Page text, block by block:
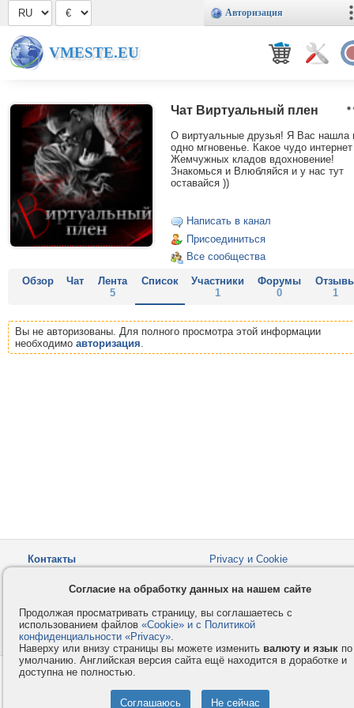
Авторизация
VMESTE.EU
Чат Виртуальный плен
О виртуальные друзья! Я Вас нашла
одно мгновенье. Какое чудо интернет
Жемчужных кладов вдохновение!
Знакомься и Влюбляйся и у нас тут
оставайся ))
Написать в канал
Присоединиться
Все сообщества
Обзор Чат
Лента
5
Список
Участники
1
Форумы
0
1
Вы не авторизованы. Для полного просмотра этой информации
необходимо авторизация.
Контакты
Privacy и Cookie
Как оплатить
Форумы
© 2008-2026VMESTE.EU
Согласие на обработку данных на нашем сайте
Продолжая просматривать страницу, вы соглашаетесь с
использованием файлов «Cookie» и с Политикой
конфиденциальности «Privacy».
Наверху или внизу страницы вы можете изменить валюту и язык по
умолчанию. Английская версия сайта ещё находится в доработке и
доступна не полностью.